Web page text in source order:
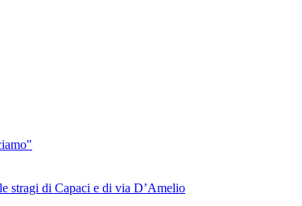
stragi di Capaci e di via D’Amelio